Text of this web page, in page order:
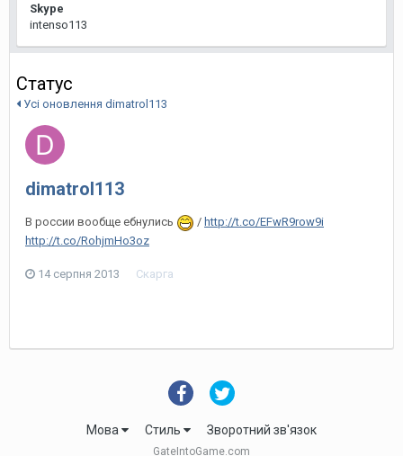
Skype
intenso113
Статус
Усі оновлення dimatrol113
dimatrol113
В россии вообще ебнулись / http://t.co/EFwR9row9i
http://t.co/RohjmHo3oz
14 серпня 2013 Скарга
Мова Стиль Зворотний зв'язок
GateIntoGame.com